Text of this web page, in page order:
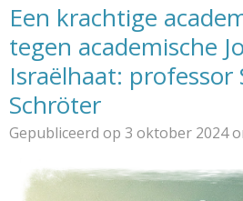
Een krachtige
tegen academische
Israëlhaat: professor
Schröter
Gepubliceerd op 3 oktober 2024